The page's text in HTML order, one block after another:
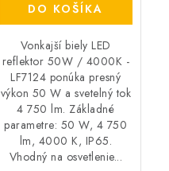
DO KOŠÍKA
Vonkajší biely LED
reflektor 50W / 4000K -
LF7124 ponúka presný
výkon 50 W a svetelný tok
4 750 lm. Základné
parametre: 50 W, 4 750
lm, 4000 K, IP65.
Vhodný na osvetlenie...